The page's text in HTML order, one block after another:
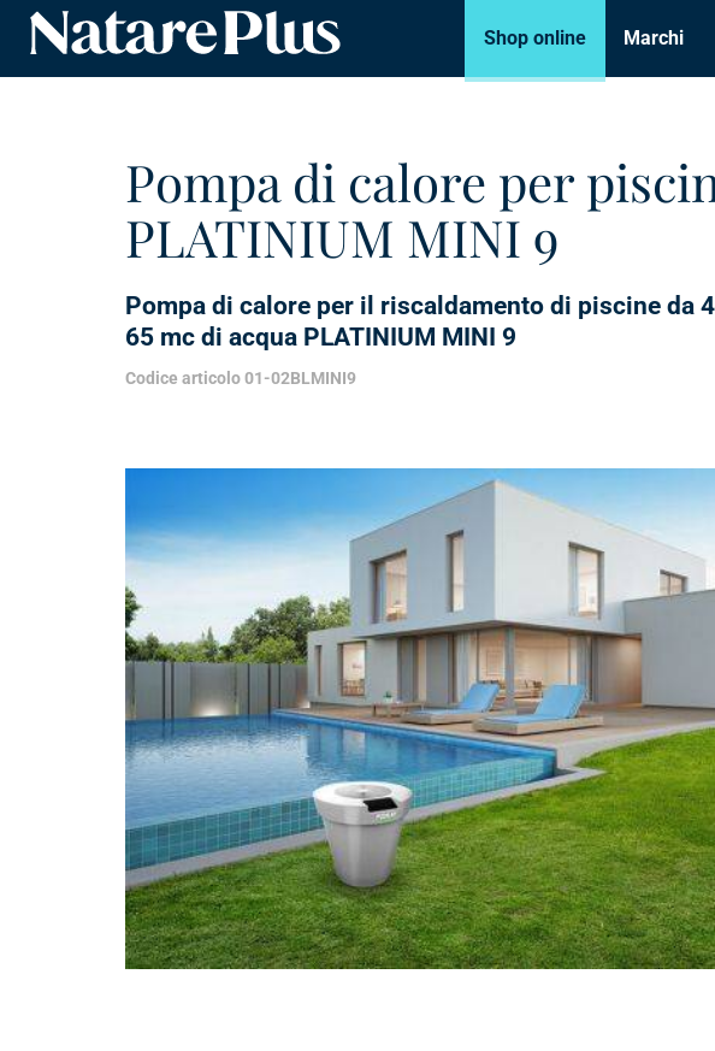
Shop online Marchi
Pompa di calore per
PLATINIUM MINI 9
Pompa di calore per il riscaldamento di piscine da
65 mc di acqua PLATINIUM MINI 9
Codice articolo 01-02BLMINI9